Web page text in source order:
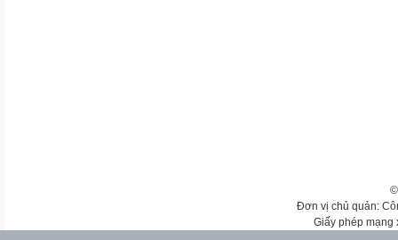
Đơn vị chủ quản:
Giấy phép mạng